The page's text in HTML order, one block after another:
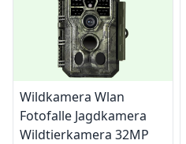
Wildkamera Wlan
Fotofalle Jagdkamera
Wildtierkamera 32MP